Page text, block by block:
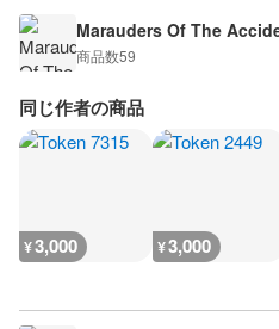
Marauders Of The
商品数59
同じ作者の商品
¥3,000 ¥3,000